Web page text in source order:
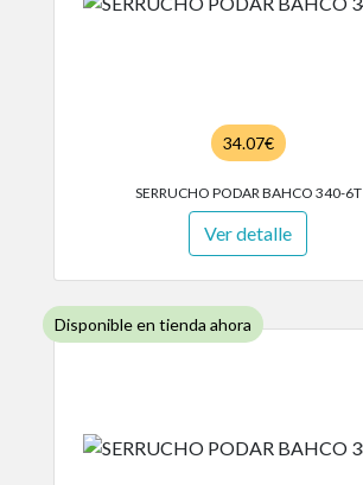
34.07€
SERRUCHO PODAR BAHCO 340-6T
Ver detalle
Disponible en tienda ahora